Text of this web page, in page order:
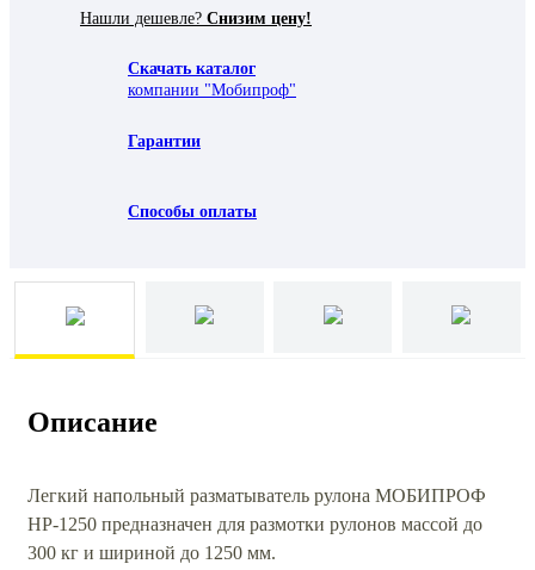
Нашли дешевле? Снизим цену!
Скачать каталог
компании "Мобипроф"
Гарантии
Способы оплаты
Описание
Легкий напольный разматыватель рулона МОБИПРОФ
НР-1250 предназначен для размотки рулонов массой до
300 кг и шириной до 1250 мм.